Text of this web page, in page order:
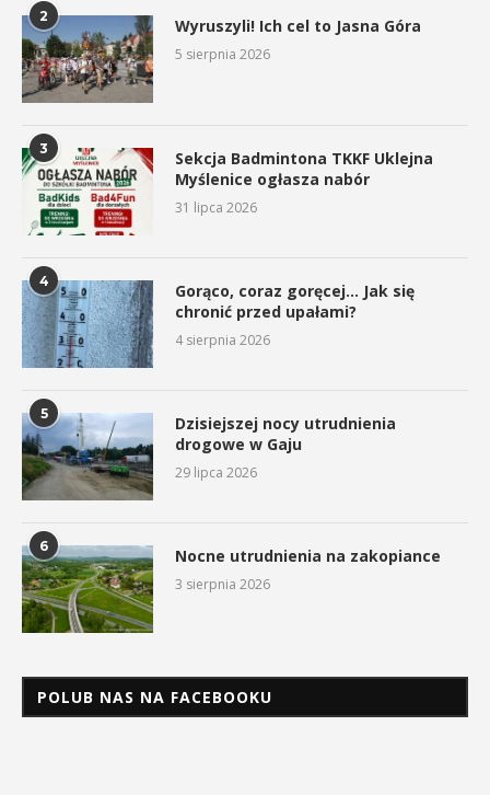
2 Wyruszyli! Ich cel to Jasna Góra
5 sierpnia 2026
3
Sekcja Badmintona TKKF Uklejna
Myślenice ogłasza nabór
31 lipca 2026
4
Gorąco, coraz goręcej… Jak się
chronić przed upałami?
4 sierpnia 2026
5
Dzisiejszej nocy utrudnienia
drogowe w Gaju
29 lipca 2026
6 Nocne utrudnienia na zakopiance
3 sierpnia 2026
POLUB NAS NA FACEBOOKU